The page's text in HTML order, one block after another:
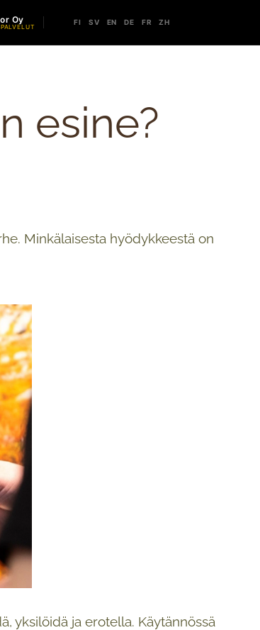
Oy FI SV EN DE FR ZH
esine?
Minkälaisesta hyödykkeestä on
yksilöidä ja erotella. Käytännössä